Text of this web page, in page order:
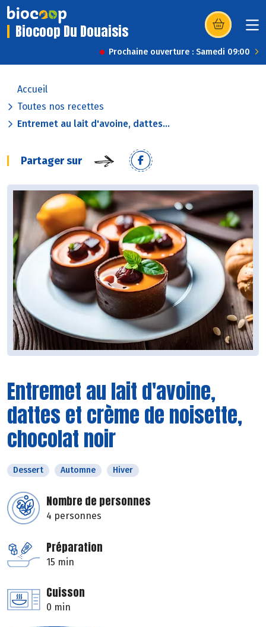
Biocoop Du Douaisis (s’ouvre dans
Prochaine ouverture : Samedi 09:00
Accueil
Toutes nos recettes
Entremet au lait d'avoine, dattes...
Partager sur
Entremet au lait d'avoine,
dattes et crème de noisette,
chocolat noir
Dessert Automne Hiver
Nombre de personnes
4 personnes
Préparation
15 min
Cuisson
0 min